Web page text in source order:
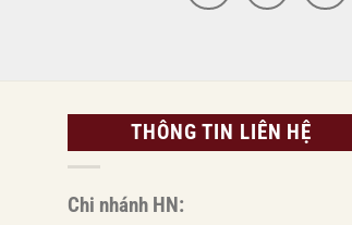
THÔNG TIN LIÊN HỆ
Chi nhánh HN: